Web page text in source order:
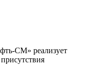
СМ» реализует